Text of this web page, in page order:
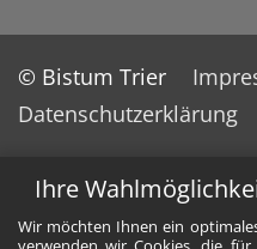
Ihre
Wir möchten Ihnen ein
© Bistum Trier
Datenschutzerklärung